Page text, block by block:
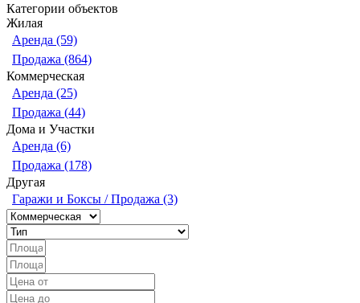
Категории объектов
Жилая
Аренда (59)
Продажа (864)
Коммерческая
Аренда (25)
Продажа (44)
Дома и Участки
Аренда (6)
Продажа (178)
Другая
Гаражи и Боксы / Продажа (3)